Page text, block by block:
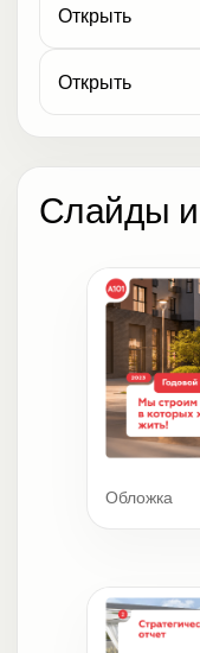
Открыть
Открыть
Слайды
Обложка